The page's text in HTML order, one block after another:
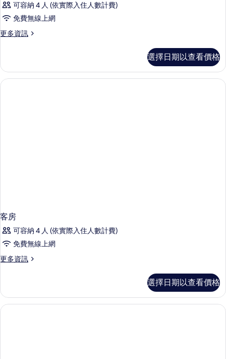
可容納 4 人 (依實際入住人數計費)
免費無線上網
更多資訊
更
的
詳
情
選擇日期以查看價格
客房
可容納 4 人 (依實際入住人數計費)
免費無線上網
更多資訊
更
的
詳
情
選擇日期以查看價格